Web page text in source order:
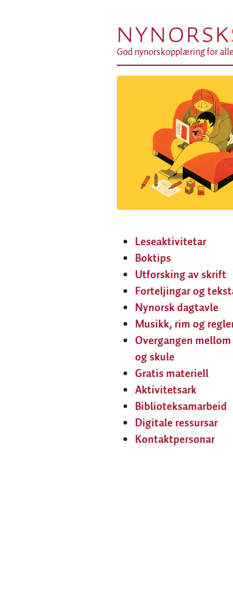
NYNORSK
God nynorskopplæring for alle
Leseaktivitetar
Boktips
Utforsking av skrift
Forteljingar og
Nynorsk dagtavle
Musikk, rim og
Overgangen
og skule
Gratis materiell
Aktivitetsark
Biblioteksamarbeid
Digitale ressursar
Kontaktpersonar